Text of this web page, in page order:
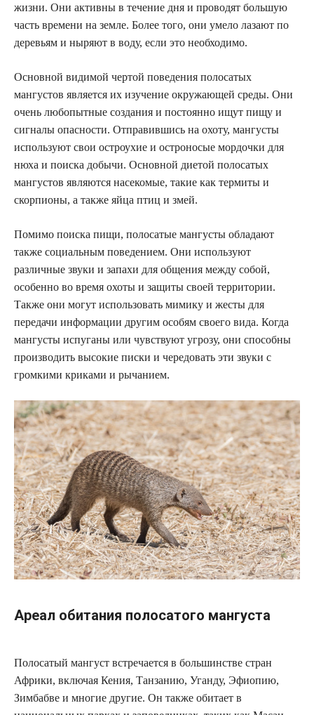
жизни. Они активны в течение дня и проводят большую
часть времени на земле. Более того, они умело лазают по
деревьям и ныряют в воду, если это необходимо.
Основной видимой чертой поведения полосатых
мангустов является их изучение окружающей среды. Они
очень любопытные создания и постоянно ищут пищу и
сигналы опасности. Отправившись на охоту, мангусты
используют свои остроухие и остроносые мордочки для
нюха и поиска добычи. Основной диетой полосатых
мангустов являются насекомые, такие как термиты и
скорпионы, а также яйца птиц и змей.
Помимо поиска пищи, полосатые мангусты обладают
также социальным поведением. Они используют
различные звуки и запахи для общения между собой,
особенно во время охоты и защиты своей территории.
Также они могут использовать мимику и жесты для
передачи информации другим особям своего вида. Когда
мангусты испуганы или чувствуют угрозу, они способны
производить высокие писки и чередовать эти звуки с
громкими криками и рычанием.
Ареал обитания полосатого мангуста
Полосатый мангуст встречается в большинстве стран
Африки, включая Кения, Танзанию, Уганду, Эфиопию,
Зимбабве и многие другие. Он также обитает в